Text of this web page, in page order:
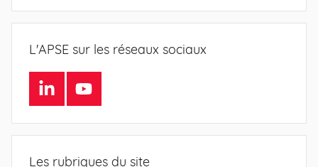
L'APSE sur les réseaux sociaux
LinkedInYoutube
Les rubriques du site